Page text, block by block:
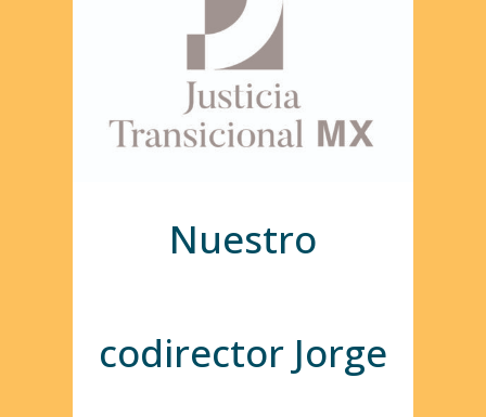
Nuestro
codirector Jorge